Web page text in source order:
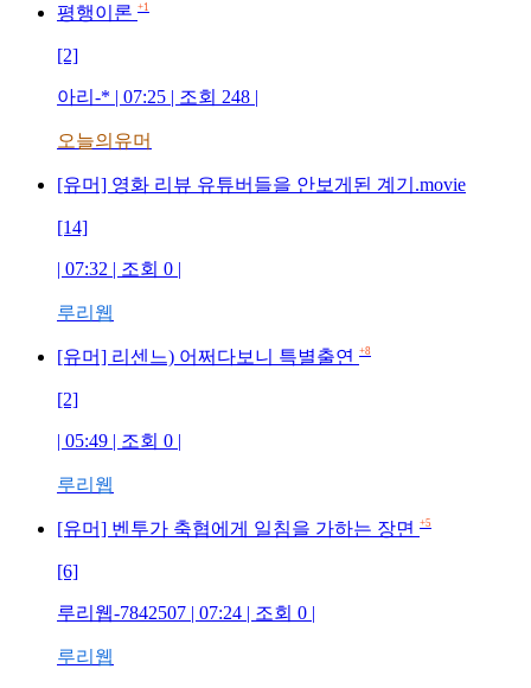
평행이론 +1
[2]
아리-* | 07:25 | 조회 248 |
오늘의유머
[유머] 영화 리뷰 유튜버들을 안보게된 계기.movie
[14]
| 07:32 | 조회 0 |
루리웹
[유머] 리센느) 어쩌다보니 특별출연 +8
[2]
| 05:49 | 조회 0 |
루리웹
[유머] 벤투가 축협에게 일침을 가하는 장면 +5
[6]
루리웹-7842507 | 07:24 | 조회 0 |
루리웹